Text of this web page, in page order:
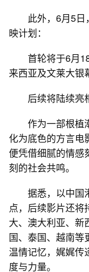
此外，6月5日
映计划：
首轮将于6月18
来西亚及文莱大银
后续将陆续亮相
作为一部根植潮
化为底色的方言电
便凭借细腻的情感
刻的社会共鸣。
据悉，以中国
点，后续影片还
大、澳大利亚、新
国、泰国、越南等
温情记忆，娓娓传
度与力量。